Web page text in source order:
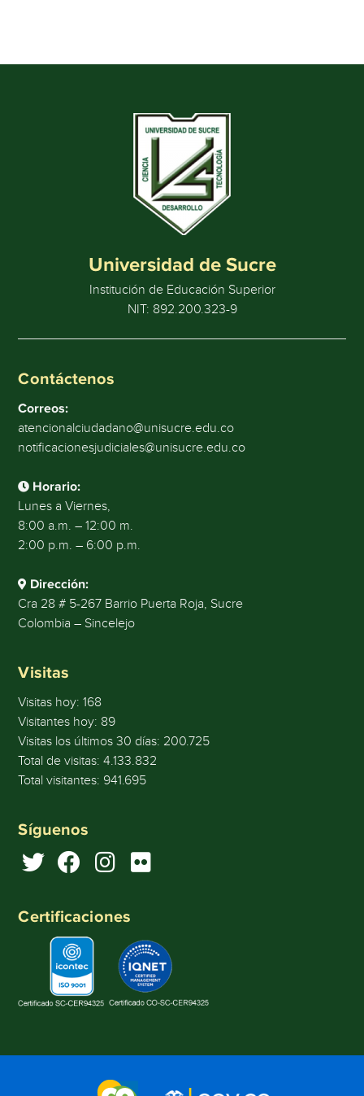
Universidad de Sucre
Institución de Educación Superior
NIT: 892.200.323-9
Contáctenos
Correos:
atencionalciudadano@unisucre.edu.co
notificacionesjudiciales@unisucre.edu.co
Horario:
Lunes a Viernes,
8:00 a.m. – 12:00 m.
2:00 p.m. – 6:00 p.m.
Dirección:
Cra 28 # 5-267 Barrio Puerta Roja, Sucre
Colombia – Sincelejo
Visitas
Visitas hoy:168
Visitantes hoy: 89
Visitas los últimos 30 días: 200.725
Total de visitas:4.133.832
Total visitantes: 941.695
Síguenos
Certificaciones